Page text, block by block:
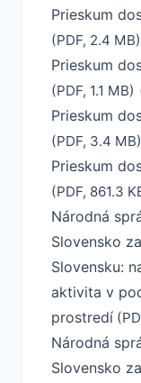
Prieskum
(PDF, 2.4 MB)
Prieskum
(PDF, 1.1 MB)
Prieskum
(PDF, 3.4 MB)
Prieskum
(PDF, 861.3
Národná
Slovensko
Slovensku:
aktivita v
prostredí
Národná
Slovensko